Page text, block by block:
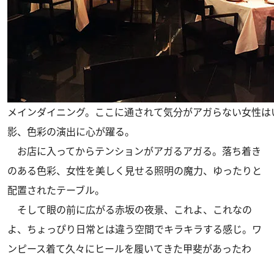
メインダイニング。ここに通されて気分がアガらない女性
影、色彩の演出に心が躍る。
お店に入ってからテンションがアガるアガる。落ち着き
のある色彩、女性を美しく見せる照明の魔力、ゆったりと
配置されたテーブル。
そして眼の前に広がる赤坂の夜景、これよ、これなの
よ、ちょっぴり日常とは違う空間でキラキラする感じ。ワ
ンピース着て久々にヒールを履いてきた甲斐があったわ